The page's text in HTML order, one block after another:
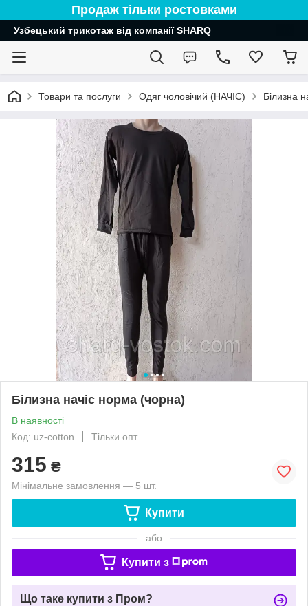
Продаж тільки ростовками
Узбецький трикотаж від компанії SHARQ
Товари та послуги Одяг чоловічий (НАЧІС) Білизна
Білизна начіс норма (чорна)
В наявності
Код: uz-cotton
Тільки опт
315 ₴
Мінімальне замовлення — 5 шт.
Купити
або
Купити з
Що таке купити з Пром?